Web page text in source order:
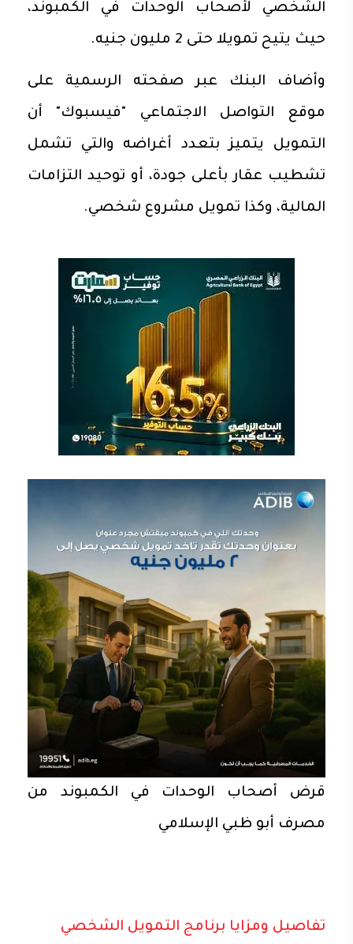
الشخصي لأصحاب الوحدات في الكمبوند،
حيث يتيح تمويلا حتى 2 مليون جنيه.
وأضاف البنك عبر صفحته الرسمية على
موقع التواصل الاجتماعي "فيسبوك" أن
التمويل يتميز بتعدد أغراضه والتي تشمل
تشطيب عقار بأعلى جودة، أو توحيد التزامات
المالية، وكذا تمويل مشروع شخصي.
قرض أصحاب الوحدات في الكمبوند من
مصرف أبو ظبي الإسلامي
تفاصيل ومزايا برنامج التمويل الشخصي